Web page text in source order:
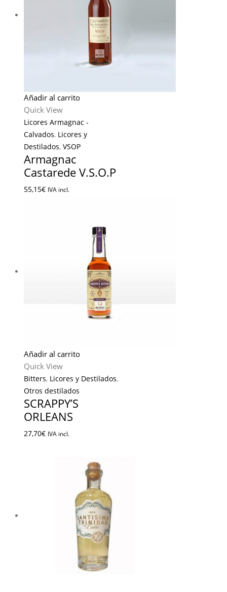
Añadir al carrito
Quick View
Licores Armagnac -
Calvados, Licores y
Destilados, VSOP
Armagnac
Castarede V.S.O.P
55,15€ IVA incl.
Añadir al carrito
Quick View
Bitters, Licores y Destilados,
Otros destilados
SCRAPPY’S
ORLEANS
27,70€ IVA incl.